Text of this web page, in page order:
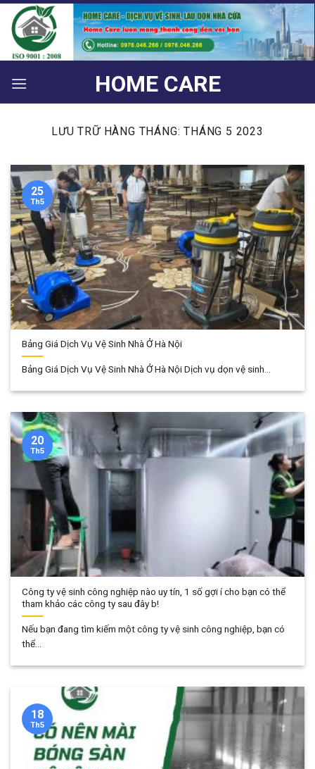
Bỏ
qua
nội
dung
HOME CARE
LƯU TRỮ HÀNG THÁNG:THÁNG 5 2023
Bảng Giá Dịch Vụ Vệ Sinh Nhà Ở Hà Nội
Bảng Giá Dịch Vụ Vệ Sinh Nhà Ở Hà Nội Dịch vụ dọn vệ sinh...
25
Th5
Công ty vệ sinh công nghiệp nào uy tín, 1 số gợi í cho bạn có thể
tham khảo các công ty sau đây b!
Nếu bạn đang tìm kiếm một công ty vệ sinh công nghiệp, bạn có
thể...
20
Th5
18
Th5